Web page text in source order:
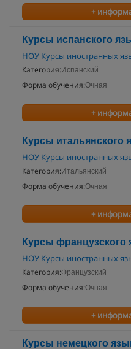
+
Курсы испанского
НОУ Курсы иностранных
Категория: Испанский
Форма обучения:Очная
+
Курсы итальянского
НОУ Курсы иностранных
Категория: Итальянский
Форма обучения:Очная
+
Курсы французского
НОУ Курсы иностранных
Категория:Французский
Форма обучения:Очная
+
Курсы немецкого